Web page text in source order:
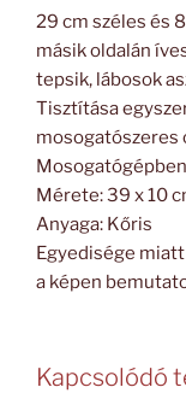
29 cm széles és
másik oldalán
tepsik, lábosok
Tisztítása
mosogatószeres
Mérete: 39 x 10
Anyaga: Kőris
Egyedisége
a képen
Kapcsolódó